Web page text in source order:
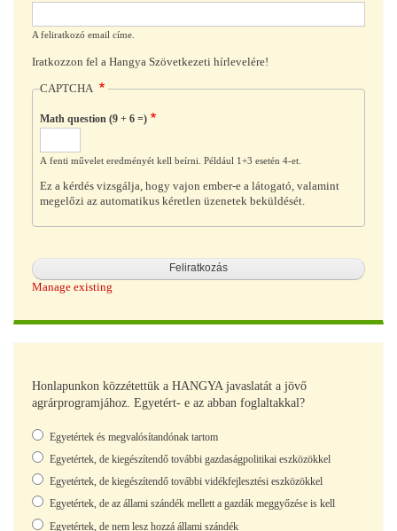
A feliratkozó email címe.
Iratkozzon fel a Hangya Szövetkezeti hírlevelére!
CAPTCHA
Math question (9 + 6 =)
A fenti művelet eredményét kell beírni. Például 1+3 esetén 4-et.
Ez a kérdés vizsgálja, hogy vajon ember-e a látogató, valamint
megelőzi az automatikus kéretlen üzenetek beküldését.
Manage existing
Honlapunkon közzétettük a HANGYA javaslatát a jövő
agrárprogramjához. Egyetért- e az abban foglaltakkal?
Választások
Egyetértek és megvalósítandónak tartom
Egyetértek, de kiegészítendő további gazdaságpolitikai eszközökkel
Egyetértek, de kiegészítendő további vidékfejlesztési eszközökkel
Egyetértek, de az állami szándék mellett a gazdák meggyőzése is kell
Egyetértek, de nem lesz hozzá állami szándék